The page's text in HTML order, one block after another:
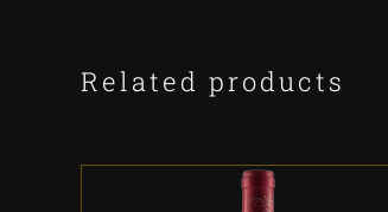
Related products